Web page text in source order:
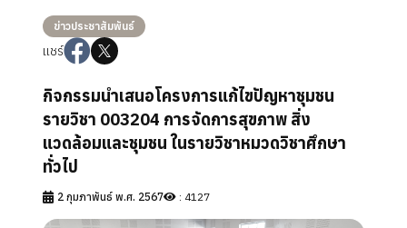
ข้อมูลบุคลากร
นโยบายคุ้มครองข้อมูลส่วนบุคคล
ช่องทางการร้องเรียนการทุจริต กองบริการการศึกษา
ช่องทางการร้องเรียนการทุจริต
สายตรงผู้อำนวยการ
Social Network
คำถามที่พบบ่อย
ข่าวประชาสัมพันธ์
แชร์
กิจกรรมนำเสนอโครงการแก้ไขปัญหาชุมชน
รายวิชา 003204 การจัดการสุขภาพ สิ่ง
แวดล้อมและชุมชน ในรายวิชาหมวดวิชาศึกษา
ทั่วไป
2 กุมภาพันธ์ พ.ศ. 2567 : 4127